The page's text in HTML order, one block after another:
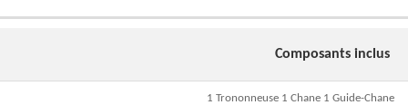
Composants inclus
1 Trononneuse 1 Chane 1 Guide-Chane